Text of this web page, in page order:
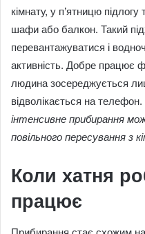
кімнату, у п’ятницю
шафи або балкон. Такий
перевантажуватися і
активність. Добре працює
людина зосереджується
відволікається на телефон.
інтенсивне прибирання
повільного пересування з
Коли хатня
працює